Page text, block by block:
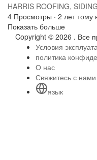
HARRIS ROOFING,
4 Просмотры · 2 лет тому
Показать больше
Copyright © 2026 . Все
Условия
политика
О нас
Свяжитесь с нами
язык